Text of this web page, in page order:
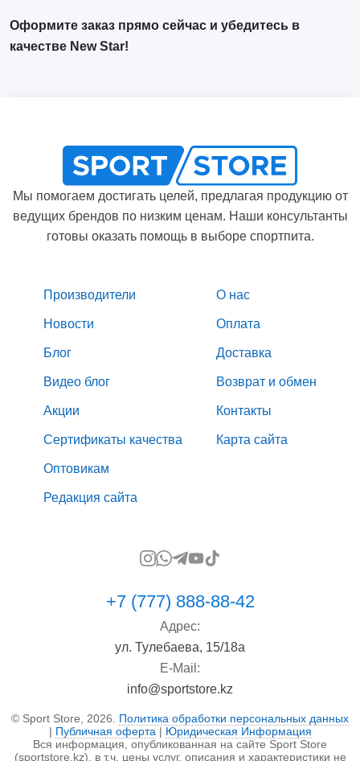
Оформите заказ прямо сейчас и убедитесь в
качестве New Star!
Мы помогаем достигать целей, предлагая продукцию от
ведущих брендов по низким ценам. Наши консультанты
готовы оказать помощь в выборе спортпита.
Производители
Новости
Блог
Видео блог
Акции
Сертификаты качества
Оптовикам
Редакция сайта
О нас
Оплата
Доставка
Возврат и обмен
Контакты
Карта сайта
+7 (777) 888-88-42
Адрес:
ул. Тулебаева, 15/18а
E-Mail:
info@sportstore.kz
© Sport Store, 2026. Политика обработки персональных данных
| Публичная оферта | Юридическая Информация
Вся информация, опубликованная на сайте Sport Store
(sportstore.kz), в т.ч. цены услуг, описания и характеристики не